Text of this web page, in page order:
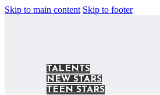
Skip to main content Skip to footer
TALENTS
NEW STARS
TEEN STARS